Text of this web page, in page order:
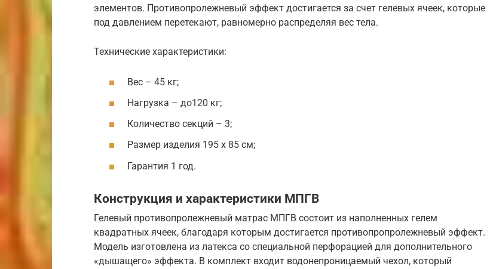
элементов. Противопролежневый эффект достигается за счет гелевых ячеек, которые
под давлением перетекают, равномерно распределяя вес тела.
Технические характеристики:
Вес – 45 кг;
Нагрузка – до120 кг;
Количество секций – 3;
Размер изделия 195 х 85 см;
Гарантия 1 год.
Конструкция и характеристики МПГВ
Гелевый противопролежневый матрас МПГВ состоит из наполненных гелем
квадратных ячеек, благодаря которым достигается противопропролежневый эффект.
Модель изготовлена из латекса со специальной перфорацией для дополнительного
«дышащего» эффекта. В комплект входит водонепроницаемый чехол, который